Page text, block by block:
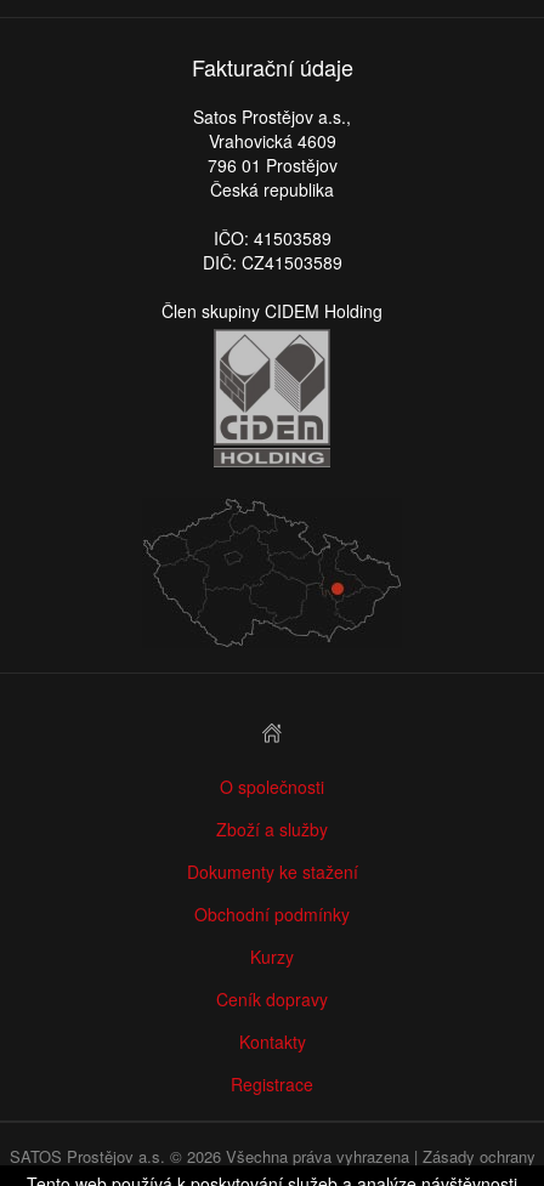
Fakturační údaje
Satos Prostějov a.s.,
Vrahovická 4609
796 01 Prostějov
Česká republika
IČO: 41503589
DIČ: CZ41503589
Člen skupiny CIDEM Holding
O společnosti
Zboží a služby
Dokumenty ke stažení
Obchodní podmínky
Kurzy
Ceník dopravy
Kontakty
Registrace
SATOS Prostějov a.s. © 2026 Všechna práva vyhrazena | Zásady ochrany
osobních údajů WHISTLEBLOWING